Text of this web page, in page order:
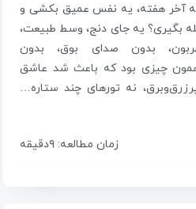
آخر هفته، یه نفس عمیق بکشی و
بگیری؟ یه جای دنج، وسط طبیعت،
بدون صدای بوق، بدون
چیزی بود که باعث شد عاشق
نه تورهای چند ستاره…
زمان مطالعه: ۹دقیقه